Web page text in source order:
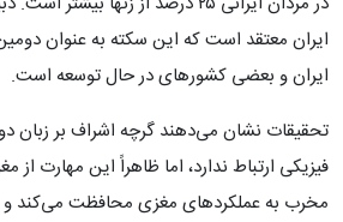
ایران معتقد است که این سکته به عنوان
ایران و بعضی کشورهای در حال توسعه است.
تحقیقات نشان می‌دهند گرچه اشراف بر زبان
فیزیکی ارتباط ندارد، اما ظاهراً این مهارت از
مخرب به عملکردهای مغزی محافظت می‌کند و